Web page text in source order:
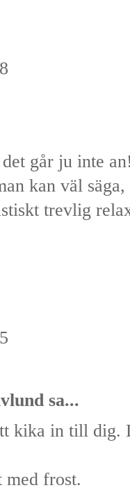
går ju inte
kan väl
trevlig
sa...
kika in till dig.
frost.